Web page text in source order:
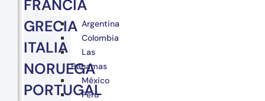
FRANCIA
GRECIA
ITALIA
NORUEGA
PORTUGAL
Argentina
Colombia
Las
Bahamas
México
Perú